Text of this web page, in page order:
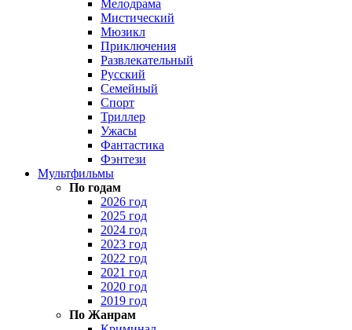
Мелодрама
Мистический
Мюзикл
Приключения
Развлекательный
Русский
Семейный
Спорт
Триллер
Ужасы
Фантастика
Фэнтези
Мультфильмы
По годам
2026 год
2025 год
2024 год
2023 год
2022 год
2021 год
2020 год
2019 год
По Жанрам